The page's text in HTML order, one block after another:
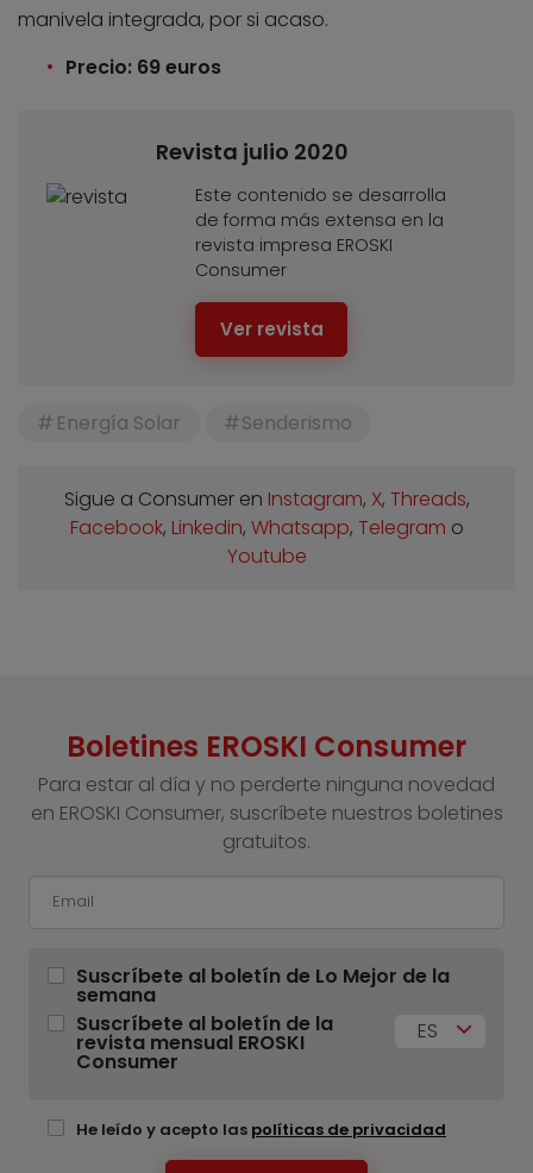
manivela integrada, por si acaso.
Precio: 69 euros
Revista julio 2020
Este contenido se desarrolla
de forma más extensa en la
revista impresa EROSKI
Consumer
Ver revista
Energía Solar Senderismo
Sigue a Consumer en Instagram, X, Threads,
Facebook, Linkedin, Whatsapp, Telegram o
Youtube
Boletines EROSKI Consumer
Para estar al día y no perderte ninguna novedad
en EROSKI Consumer, suscríbete nuestros boletines
gratuitos.
Suscríbete al boletín de Lo Mejor de la
semana
Suscríbete al boletín de la
revista mensual EROSKI
Consumer
ES
He leído y acepto las políticas de privacidad